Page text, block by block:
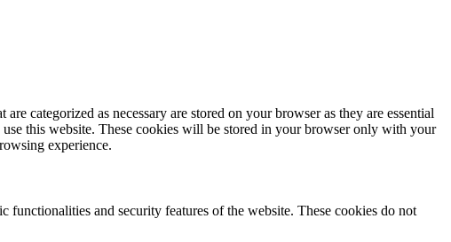
categorized as necessary are stored on your browser as they are essential
this website. These cookies will be stored in your browser only with your
experience.
functionalities and security features of the website. These cookies do not